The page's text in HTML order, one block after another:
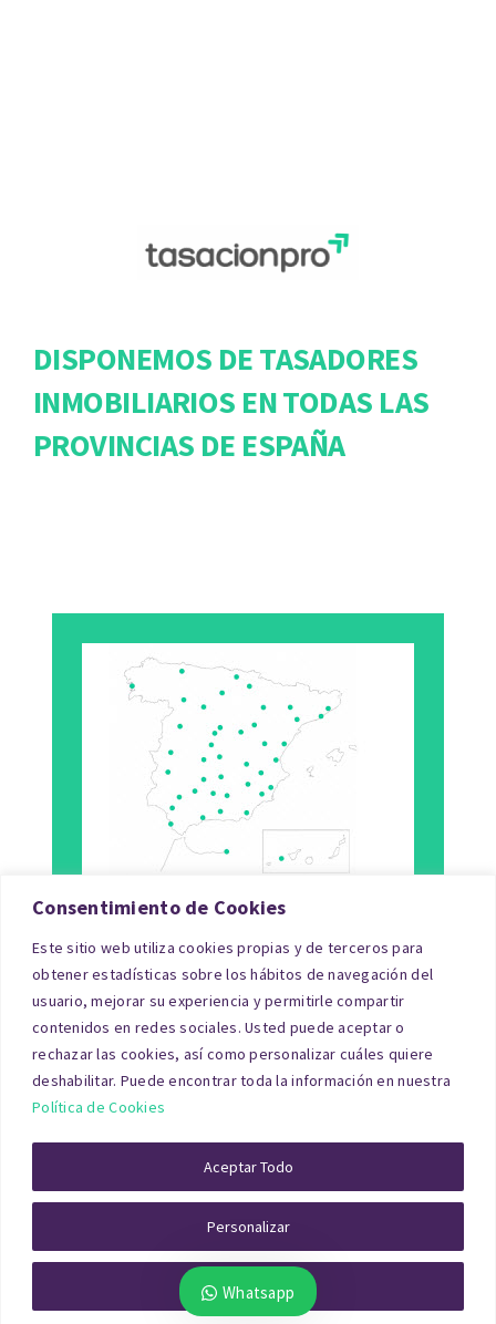
Consentimiento de Cookies
Este sitio web utiliza cookies propias y de terceros para
obtener estadísticas sobre los hábitos de navegación del
usuario, mejorar su experiencia y permitirle compartir
contenidos en redes sociales. Usted puede aceptar o
rechazar las cookies, así como personalizar cuáles quiere
deshabilitar. Puede encontrar toda la información en nuestra
Política de Cookies
Personalizar
Rechazar Todo
Aceptar Todo
DISPONEMOS DE TASADORES
INMOBILIARIOS EN TODAS LAS
PROVINCIAS DE ESPAÑA
Tipo de Inmueble
Finalidad
Blog
PREGUNTAS FRECUENTES
Artículo actualizado a Enero 2026
Whatsapp